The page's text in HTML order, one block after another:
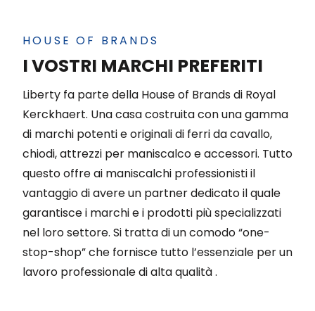
HOUSE OF BRANDS
I VOSTRI MARCHI PREFERITI
Liberty fa parte della House of Brands di Royal
Kerckhaert. Una casa costruita con una gamma
di marchi potenti e originali di ferri da cavallo,
chiodi, attrezzi per maniscalco e accessori. Tutto
questo offre ai maniscalchi professionisti il
vantaggio di avere un partner dedicato il quale
garantisce i marchi e i prodotti più specializzati
nel loro settore. Si tratta di un comodo “one-
stop-shop” che fornisce tutto l’essenziale per un
lavoro professionale di alta qualità .